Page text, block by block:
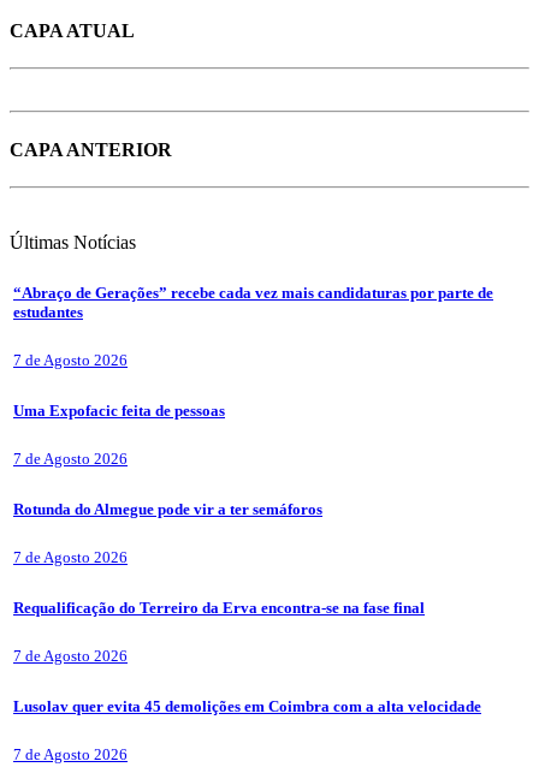
CAPA ATUAL
CAPA ANTERIOR
Últimas Notícias
“Abraço de Gerações” recebe cada vez mais candidaturas por parte de
estudantes
7 de Agosto 2026
Uma Expofacic feita de pessoas
7 de Agosto 2026
Rotunda do Almegue pode vir a ter semáforos
7 de Agosto 2026
Requalificação do Terreiro da Erva encontra-se na fase final
7 de Agosto 2026
Lusolav quer evita 45 demolições em Coimbra com a alta velocidade
7 de Agosto 2026